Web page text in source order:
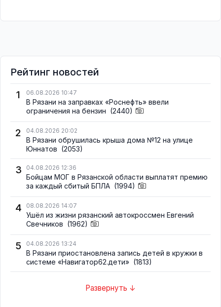
Рейтинг новостей
1
06.08.2026 10:47
В Рязани на заправках «Роснефть» ввели
ограничения на бензин (2440)
2 04.08.2026 20:02
В Рязани обрушилась крыша дома №12 на улице
Юннатов (2053)
3 04.08.2026 12:36
Бойцам МОГ в Рязанской области выплатят премию
за каждый сбитый БПЛА (1994)
4 08.08.2026 14:07
Ушёл из жизни рязанский автокроссмен Евгений
Свечников (1962)
5 04.08.2026 13:24
В Рязани приостановлена запись детей в кружки в
системе «Навигатор62.дети» (1813)
Развернуть ↓